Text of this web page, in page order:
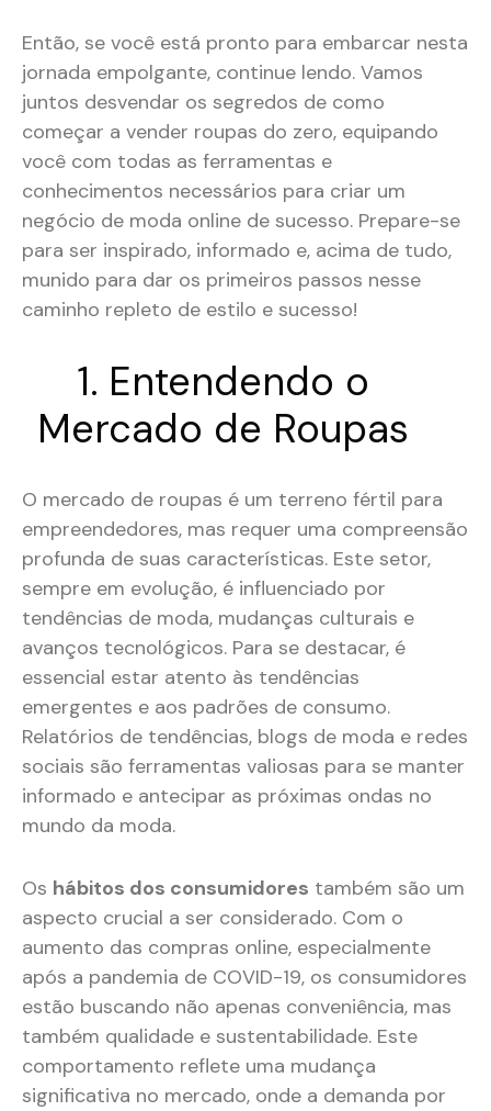
Então, se você está pronto para embarcar nesta
jornada empolgante, continue lendo. Vamos
juntos desvendar os segredos de como
começar a vender roupas do zero, equipando
você com todas as ferramentas e
conhecimentos necessários para criar um
negócio de moda online de sucesso. Prepare-se
para ser inspirado, informado e, acima de tudo,
munido para dar os primeiros passos nesse
caminho repleto de estilo e sucesso!
1. Entendendo o
Mercado de Roupas
O mercado de roupas é um terreno fértil para
empreendedores, mas requer uma compreensão
profunda de suas características. Este setor,
sempre em evolução, é influenciado por
tendências de moda, mudanças culturais e
avanços tecnológicos. Para se destacar, é
essencial estar atento às tendências
emergentes e aos padrões de consumo.
Relatórios de tendências, blogs de moda e redes
sociais são ferramentas valiosas para se manter
informado e antecipar as próximas ondas no
mundo da moda.
Os hábitos dos consumidores também são um
aspecto crucial a ser considerado. Com o
aumento das compras online, especialmente
após a pandemia de COVID-19, os consumidores
estão buscando não apenas conveniência, mas
também qualidade e sustentabilidade. Este
comportamento reflete uma mudança
significativa no mercado, onde a demanda por